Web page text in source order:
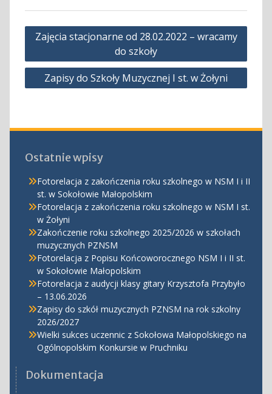
Nawigacja
wpisu
Zajęcia stacjonarne od 28.02.2022 – wracamy
do szkoły
Zapisy do Szkoły Muzycznej I st. w Żołyni
Ostatnie wpisy
Fotorelacja z zakończenia roku szkolnego w NSM I i II
st. w Sokołowie Małopolskim
Fotorelacja z zakończenia roku szkolnego w NSM I st.
w Żołyni
Zakończenie roku szkolnego 2025/2026 w szkołach
muzycznych PZNSM
Fotorelacja z Popisu Końcoworocznego NSM I i II st.
w Sokołowie Małopolskim
Fotorelacja z audycji klasy gitary Krzysztofa Przybyło
– 13.06.2026
Zapisy do szkół muzycznych PZNSM na rok szkolny
2026/2027
Wielki sukces uczennic z Sokołowa Małopolskiego na
Ogólnopolskim Konkursie w Pruchniku
Dokumentacja